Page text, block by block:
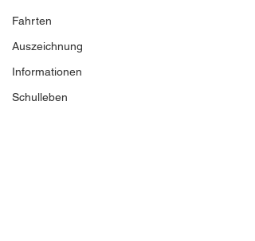
Fahrten
Auszeichnung
Informationen
Schulleben